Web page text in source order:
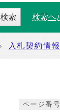
検索 検索ヘ
入札契約情報
ページ番